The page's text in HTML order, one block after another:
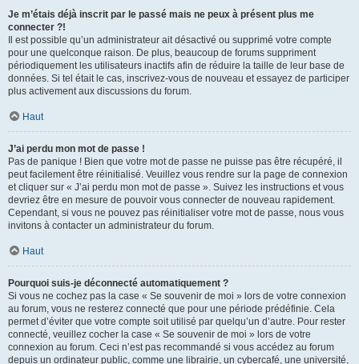
Je m’étais déjà inscrit par le passé mais ne peux à présent plus me
connecter ?!
Il est possible qu’un administrateur ait désactivé ou supprimé votre compte
pour une quelconque raison. De plus, beaucoup de forums suppriment
périodiquement les utilisateurs inactifs afin de réduire la taille de leur base de
données. Si tel était le cas, inscrivez-vous de nouveau et essayez de participer
plus activement aux discussions du forum.
Haut
J’ai perdu mon mot de passe !
Pas de panique ! Bien que votre mot de passe ne puisse pas être récupéré, il
peut facilement être réinitialisé. Veuillez vous rendre sur la page de connexion
et cliquer sur « J’ai perdu mon mot de passe ». Suivez les instructions et vous
devriez être en mesure de pouvoir vous connecter de nouveau rapidement.
Cependant, si vous ne pouvez pas réinitialiser votre mot de passe, nous vous
invitons à contacter un administrateur du forum.
Haut
Pourquoi suis-je déconnecté automatiquement ?
Si vous ne cochez pas la case « Se souvenir de moi » lors de votre connexion
au forum, vous ne resterez connecté que pour une période prédéfinie. Cela
permet d’éviter que votre compte soit utilisé par quelqu’un d’autre. Pour rester
connecté, veuillez cocher la case « Se souvenir de moi » lors de votre
connexion au forum. Ceci n’est pas recommandé si vous accédez au forum
depuis un ordinateur public, comme une librairie, un cybercafé, une université,